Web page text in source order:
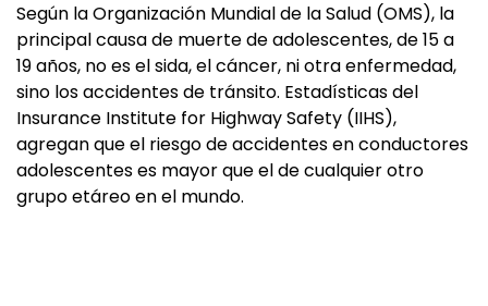
Según la Organización Mundial de la Salud (OMS), la
principal causa de muerte de adolescentes, de 15 a
19 años, no es el sida, el cáncer, ni otra enfermedad,
sino los accidentes de tránsito. Estadísticas del
Insurance Institute for Highway Safety (IIHS),
agregan que el riesgo de accidentes en conductores
adolescentes es mayor que el de cualquier otro
grupo etáreo en el mundo.